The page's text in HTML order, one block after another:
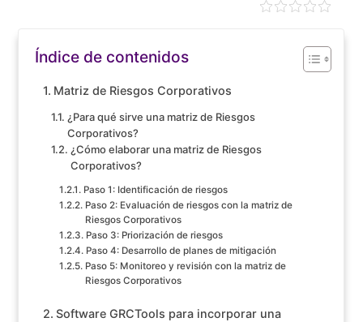
Índice de contenidos
Matriz de Riesgos Corporativos
¿Para qué sirve una matriz de Riesgos
Corporativos?
¿Cómo elaborar una matriz de Riesgos
Corporativos?
Paso 1: Identificación de riesgos
Paso 2: Evaluación de riesgos con la matriz de
Riesgos Corporativos
Paso 3: Priorización de riesgos
Paso 4: Desarrollo de planes de mitigación
Paso 5: Monitoreo y revisión con la matriz de
Riesgos Corporativos
Software GRCTools para incorporar una